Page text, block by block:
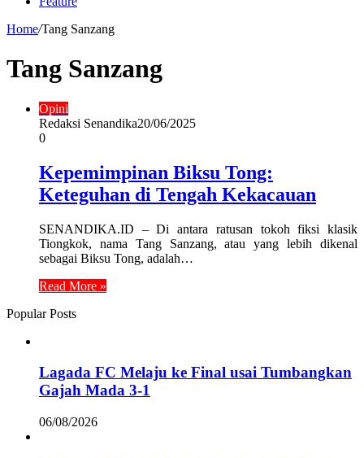
Home/Tang Sanzang
Tang Sanzang
Opini
Redaksi Senandika20/06/2025
0
Kepemimpinan Biksu Tong:
Keteguhan di Tengah Kekacauan
SENANDIKA.ID – Di antara ratusan tokoh fiksi klasik
Tiongkok, nama Tang Sanzang, atau yang lebih dikenal
sebagai Biksu Tong, adalah…
Read More »
Popular Posts
Lagada FC Melaju ke Final usai Tumbangkan
Gajah Mada 3-1
06/08/2026